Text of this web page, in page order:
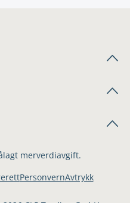
merverdiavgift.
PersonvernAvtrykk